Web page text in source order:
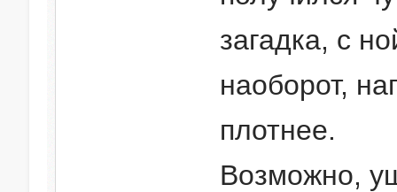
загадка, с
наоборот,
плотнее.
Возможно,